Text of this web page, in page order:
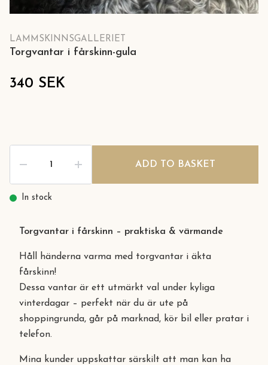
LAMMSKINNSGALLERIET
Torgvantar i fårskinn-gula
340 SEK
ADD TO BASKET
In stock
Torgvantar i fårskinn – praktiska & värmande
Håll händerna varma med torgvantar i äkta
fårskinn!
Dessa vantar är ett utmärkt val under kyliga
vinterdagar – perfekt när du är ute på
shoppingrunda, går på marknad, kör bil eller pratar i
telefon.
Mina kunder uppskattar särskilt att man kan ha